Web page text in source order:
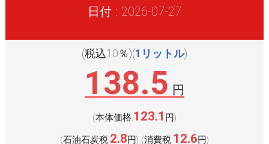
日付 : 2026-07-27
(税込10％)(1リットル)
138.5 円
(本体価格:123.1 円)
(石油石炭税:2.8円) (消費税:12.6円)